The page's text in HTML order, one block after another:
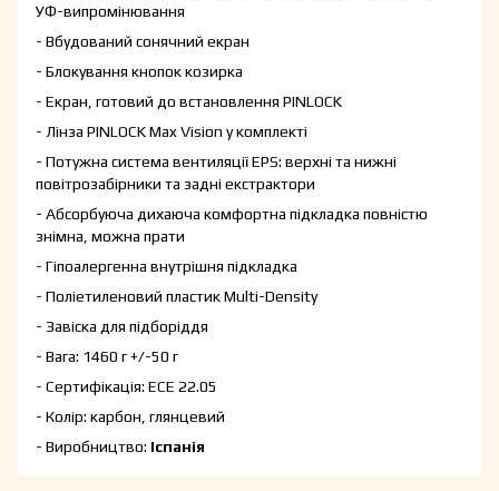
УФ-випромінювання
- Вбудований сонячний екран
- Блокування кнопок козирка
- Екран, готовий до встановлення PINLOCK
- Лінза PINLOCK Max Vision у комплекті
- Потужна система вентиляції EPS: верхні та нижні
повітрозабірники та задні екстрактори
- Абсорбуюча дихаюча комфортна підкладка повністю
знімна, можна прати
- Гіпоалергенна внутрішня підкладка
- Поліетиленовий пластик Multi-Density
- Завіска для підборіддя
- Вага: 1460 г +/-50 г
- Сертифікація: ECE 22.05
- Колір: карбон, глянцевий
- Виробництво: Іспанія